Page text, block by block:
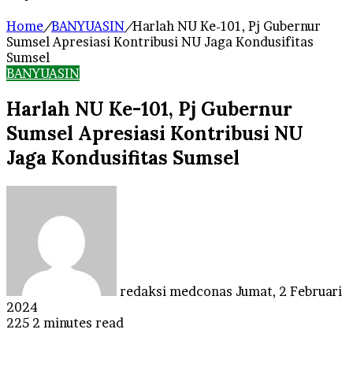
Home/BANYUASIN/Harlah NU Ke-101, Pj Gubernur
Sumsel Apresiasi Kontribusi NU Jaga Kondusifitas
Sumsel
BANYUASIN
Harlah NU Ke-101, Pj Gubernur
Sumsel Apresiasi Kontribusi NU
Jaga Kondusifitas Sumsel
redaksi medconas Jumat, 2 Februari
2024
225 2 minutes read